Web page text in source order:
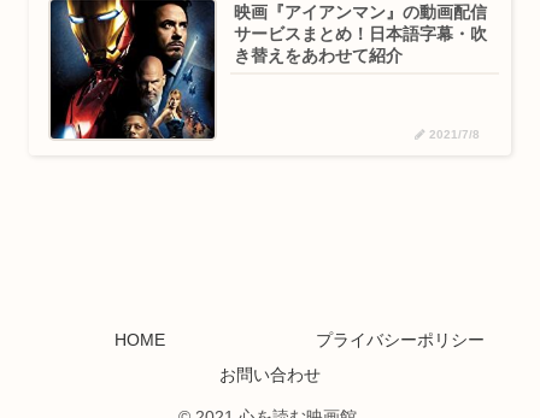
映画『アイアンマン』の動画配信
サービスまとめ！日本語字幕・吹
き替えをあわせて紹介
2021/7/8
HOME
プライバシーポリシー
お問い合わせ